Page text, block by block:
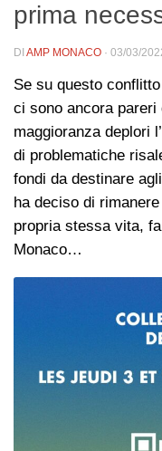
prima
DI AMP MONACO · 03/03/
Se su questo
ci sono ancora
maggioranza deplori
di problematiche
fondi da destinare
ha deciso di
propria stessa vita,
Monaco…